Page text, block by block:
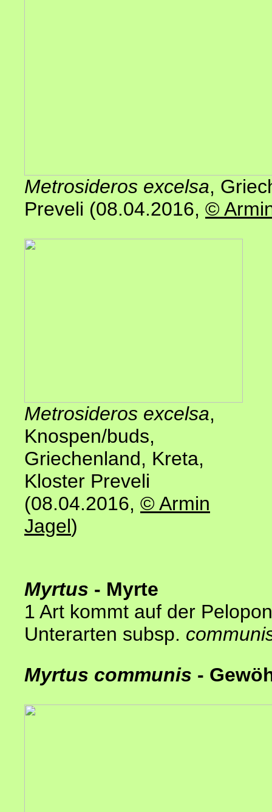
Metrosideros excelsa,
Preveli (08.04.2016, ©
Metrosideros excelsa,
Knospen/buds,
Griechenland, Kreta,
Kloster Preveli
(08.04.2016, © Armin
Jagel)
Myrtus - Myrte
1 Art kommt auf der
Unterarten subsp.
Myrtus communis -